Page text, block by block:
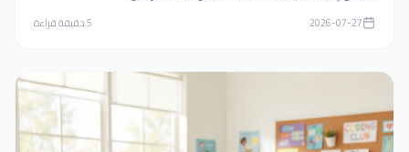
2026-07-27
5دقيقة قراءة